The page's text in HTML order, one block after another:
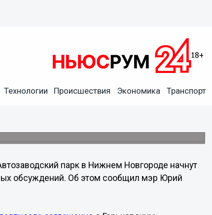
Технологии Происшествия Экономика Транспорт
парка начнется после
парк в Нижнем Новгороде начнут
обсуждений. Об этом сообщил мэр Юрий